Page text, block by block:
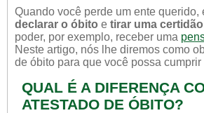
Quando você perde um ente querido,
declarar o óbito e tirar uma
poder, por exemplo, receber uma
Neste artigo, nós lhe diremos como
de óbito para que você possa
QUAL É A DIFERENÇA
ATESTADO DE ÓBITO?